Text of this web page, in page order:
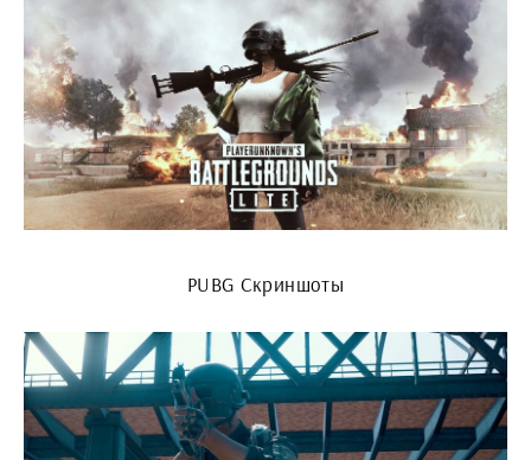
PUBG Скриншоты